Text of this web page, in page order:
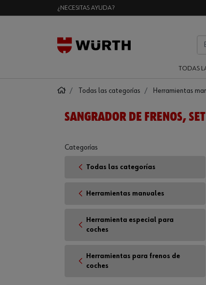
¿NECESITAS AYUDA?
TODAS
Todas las categorías Herramientas
SANGRADOR DE FRENOS, SET
Categorías
Todas las categorías
Herramientas manuales
Herramienta especial para
coches
Herramientas para frenos de
coches